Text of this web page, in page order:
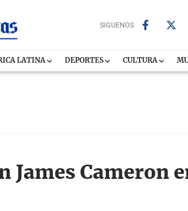
SIGUENOS
LATINA DEPORTES CULTURA
James Cameron